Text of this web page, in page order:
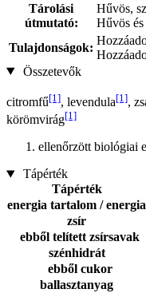
Tárolási
útmutató:
Hűvös,
Hűvös
Tulajdonságok:
Összetevők
citromfű[1], levendula[1],
körömvirág[1]
ellenőrzött biológiai
Tápérték
Tápérték
energia tartalom / energia
zsír
ebből telített zsírsavak
szénhidrát
ebből cukor
ballasztanyag